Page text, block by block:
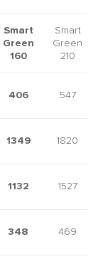
Smart
Green
160
Smart
Green
210
406 547
1349 1820
1132 1527
348 469